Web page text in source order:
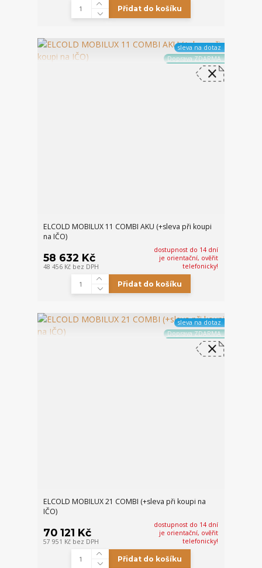
Přidat do košíku
sleva na dotaz
Doprava ZDARMA
ELCOLD MOBILUX 11 COMBI AKU (+sleva při koupi
na IČO)
58 632 Kč
48 456 Kč bez DPH
dostupnost do 14 dní
je orientační, ověřit
telefonicky!
Přidat do košíku
sleva na dotaz
Doprava ZDARMA
ELCOLD MOBILUX 21 COMBI (+sleva při koupi na
IČO)
70 121 Kč
57 951 Kč bez DPH
dostupnost do 14 dní
je orientační, ověřit
telefonicky!
Přidat do košíku